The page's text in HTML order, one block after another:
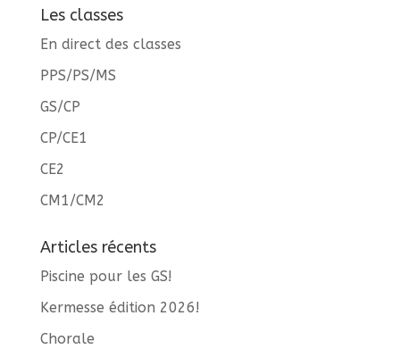
Les classes
En direct des classes
PPS/PS/MS
GS/CP
CP/CE1
CE2
CM1/CM2
Articles récents
Piscine pour les GS!
Kermesse édition 2026!
Chorale